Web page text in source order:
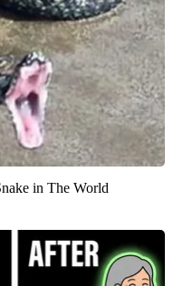
in The World